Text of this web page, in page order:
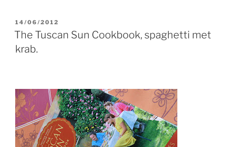
GEPLAATST
OP
14/06/2012
The Tuscan Sun Cookbook, spaghetti met
krab.